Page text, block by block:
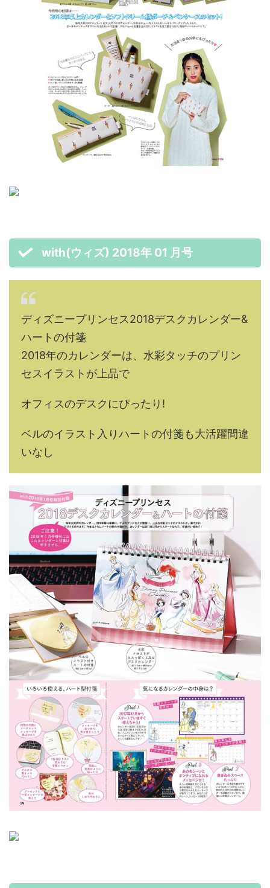
with(ウィズ) 2018年 01 月号
ディズニープリンセス2018デスクカレンダー&
ハートの付箋
2018年のカレンダーは、水彩タッチのプリン
セスイラストが上品で
オフィスのデスクにぴったり!
ベルのイラスト入りハートの付箋も大活躍間違
いなし